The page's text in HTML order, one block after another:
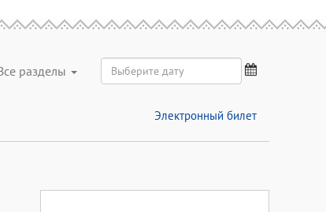
разделы
Электронный билет